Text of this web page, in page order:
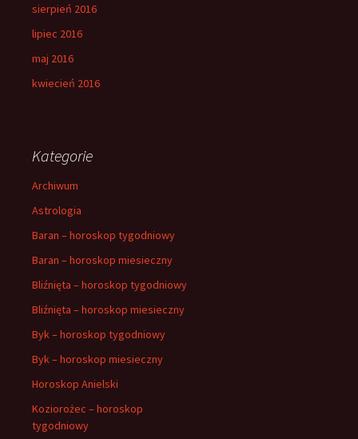
sierpień 2016
lipiec 2016
maj 2016
kwiecień 2016
Kategorie
Archiwum
Astrologia
Baran – horoskop tygodniowy
Baran – horoskop miesieczny
Bliźnięta – horoskop tygodniowy
Bliźnięta – horoskop miesieczny
Byk – horoskop tygodniowy
Byk – horoskop miesieczny
Horoskop Anielski
Koziorożec – horoskop
tygodniowy